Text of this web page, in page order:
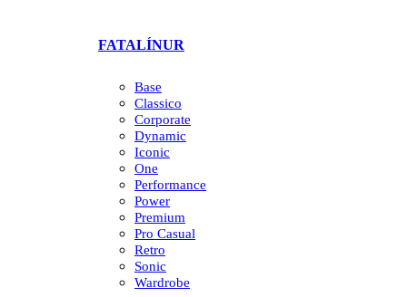
FATALÍNUR
Base
Classico
Corporate
Dynamic
Iconic
One
Performance
Power
Premium
Pro Casual
Retro
Sonic
Wardrobe